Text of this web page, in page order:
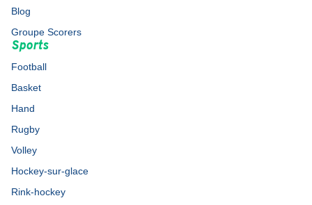
Blog
Groupe Scorers
Sports
Football
Basket
Hand
Rugby
Volley
Hockey-sur-glace
Rink-hockey